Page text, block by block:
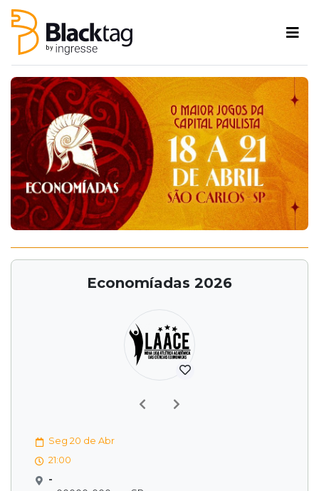
Economíadas 2026
PreviousNext
Seg 20 de Abr
21:00
-